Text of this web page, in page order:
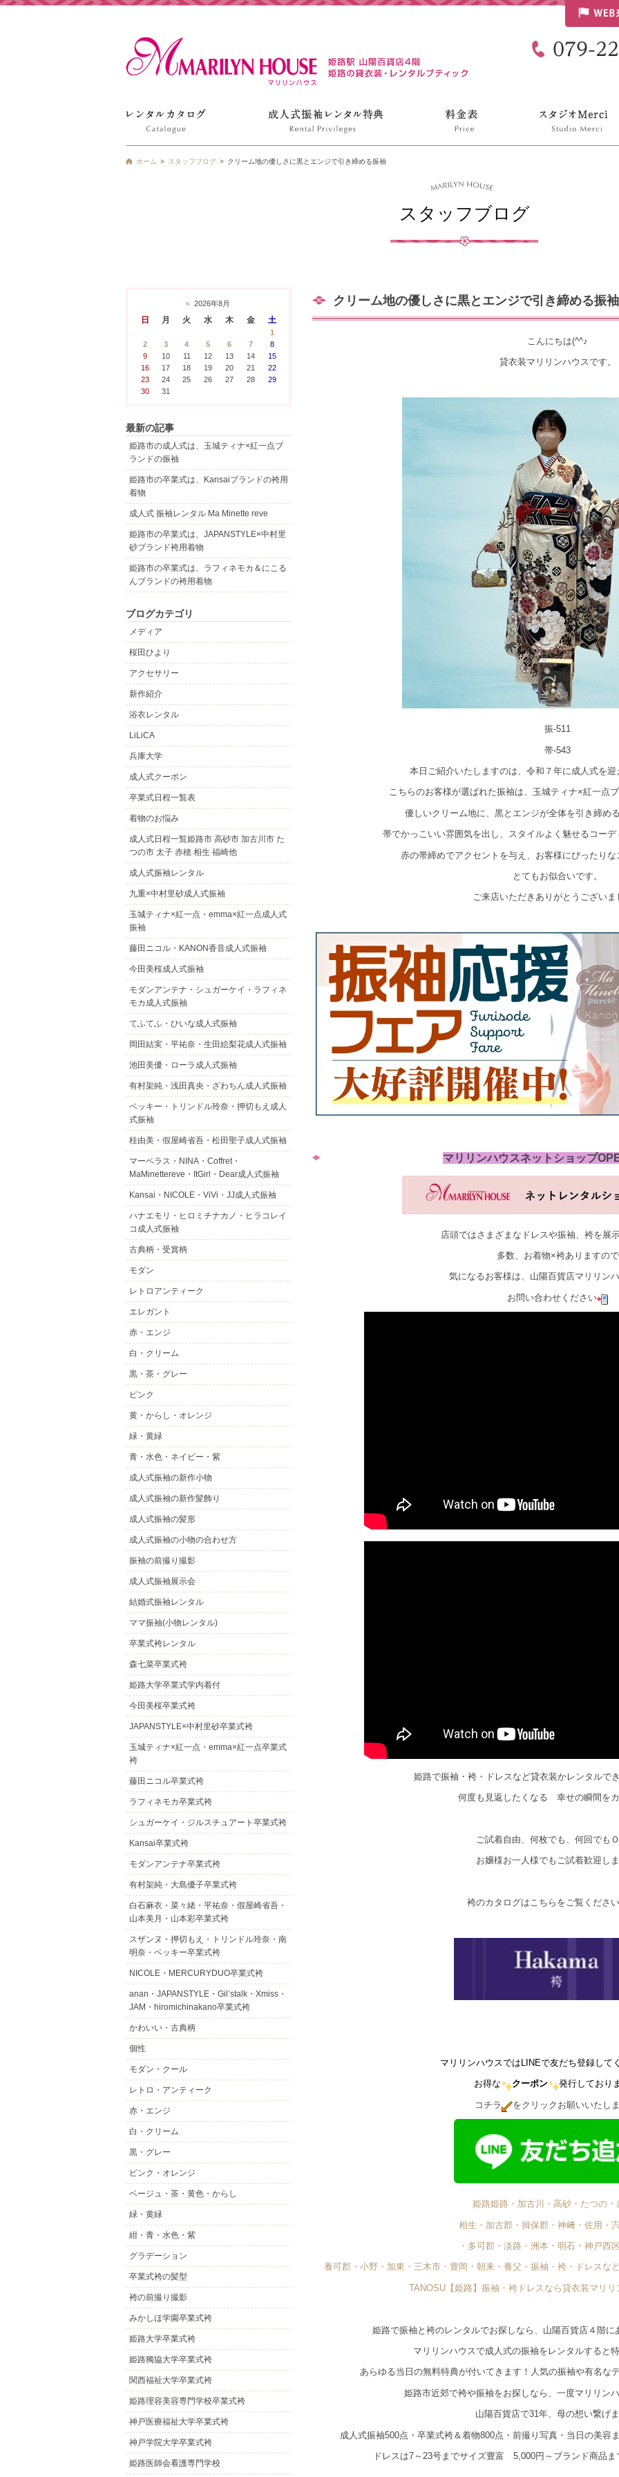
ホーム スタッフブログ クリーム地の優しさに黒とエンジで引き締める振袖
スタッフブログ
クリーム地の優しさに黒とエンジで引き締める振袖
こんにちは(^^♪
貸衣装マリリンハウスです。
振-511
帯-543
本日ご紹介いたしますのは、令和７年に成人式を迎
こちらのお客様が選ばれた振袖は、玉城ティナ×紅一点
優しいクリーム地に、黒とエンジが全体を引き締め
帯でかっこいい雰囲気を出し、スタイルよく魅せるコーデ
赤の帯締めでアクセントを与え、お客様にぴったりな
とてもお似合いです。
ご来店いただきありがとうございま
マリリンハウスネットショップ
店頭ではさまざまなドレスや振袖、袴を展
多数、お着物×袴ありますので
気になるお客様は、山陽百貨店マリリン
お問い合わせください
姫路で振袖・袴・ドレスなど貸衣装かレンタルで
何度も見返したくなる 幸せの瞬間を
ご試着自由、何枚でも、何回でも
お嬢様お一人様でもご試着歓迎し
袴のカタログはこちらをご覧くださ
マリリンハウスではLINEで友だち登録して
お得な クーポン 発行しており
コチラ をクリックお願いいたし
姫路姫路・加古川・高砂・たつの・
相生・加古郡・揖保郡・神﨑・佐用・
・多可郡・淡路・洲本・明石・神戸西
養可郡・小野・加東・三木市・豊岡・朝来・養父・振袖・袴・ドレスな
TANOSU【姫路】振袖・袴ドレスなら貸衣装マリリ
姫路で振袖と袴のレンタルでお探しなら、山陽百貨店４階
マリリンハウスで成人式の振袖をレンタルすると
あらゆる当日の無料特典が付いてきます！人気の振袖や有名な
姫路市近郊で袴や振袖をお探しなら、一度マリリン
山陽百貨店で31年、母の想い繋げ
成人式振袖500点・卒業式袴＆着物800点・前撮り写真・当日の美容
ドレスは7～23号までサイズ豊富 5,000円～ブランド商品ま
« 2026年8月
日 月 火 水 木 金 土
1
2
3 4 5 6 7
8
9
10 11 12 13 14
15
16
17 18 19 20 21
22
23
24 25 26 27 28
29
30
31
最新の記事
姫路市の成人式は、玉城ティナ×紅一点ブ
ランドの振袖
姫路市の卒業式は、Kansaiブランドの袴用
着物
成人式 振袖レンタル Ma Minette reve
姫路市の卒業式は、JAPANSTYLE×中村里
砂ブランド袴用着物
姫路市の卒業式は、ラフィネモカ＆にこる
んブランドの袴用着物
ブログカテゴリ
メディア
桜田ひより
アクセサリー
新作紹介
浴衣レンタル
LiLiCA
兵庫大学
成人式クーポン
卒業式日程一覧表
着物のお悩み
成人式日程一覧姫路市 高砂市 加古川市 た
つの市 太子 赤穂 相生 福崎他
成人式振袖レンタル
九重×中村里砂成人式振袖
玉城ティナ×紅一点・emma×紅一点成人式
振袖
藤田ニコル・KANON香音成人式振袖
今田美桜成人式振袖
モダンアンテナ・シュガーケイ・ラフィネ
モカ成人式振袖
てふてふ・ひいな成人式振袖
岡田結実・平祐奈・生田絵梨花成人式振袖
池田美優・ローラ成人式振袖
有村架純・浅田真央・ざわちん成人式振袖
ベッキー・トリンドル玲奈・押切もえ成人
式振袖
桂由美・假屋崎省吾・松田聖子成人式振袖
マーベラス・NINA・Coffret・
MaMinettereve・ItGirl・Dear成人式振袖
Kansai・NICOLE・ViVi・JJ成人式振袖
ハナエモリ・ヒロミチナカノ・ヒラコレイ
コ成人式振袖
古典柄・受賞柄
モダン
レトロアンティーク
エレガント
赤・エンジ
白・クリーム
黒・茶・グレー
ピンク
黄・からし・オレンジ
緑・黄緑
青・水色・ネイビー・紫
成人式振袖の新作小物
成人式振袖の新作髪飾り
成人式振袖の髪形
成人式振袖の小物の合わせ方
振袖の前撮り撮影
成人式振袖展示会
結婚式振袖レンタル
ママ振袖(小物レンタル)
卒業式袴レンタル
森七菜卒業式袴
姫路大学卒業式学内着付
今田美桜卒業式袴
JAPANSTYLE×中村里砂卒業式袴
玉城ティナ×紅一点・emma×紅一点卒業式
袴
藤田ニコル卒業式袴
ラフィネモカ卒業式袴
シュガーケイ・ジルスチュアート卒業式袴
Kansai卒業式袴
モダンアンテナ卒業式袴
有村架純・大島優子卒業式袴
白石麻衣・菜々緒・平祐奈・假屋崎省吾・
山本美月・山本彩卒業式袴
スザンヌ・押切もえ・トリンドル玲奈・南
明奈・ベッキー卒業式袴
NICOLE・MERCURYDUO卒業式袴
anan・JAPANSTYLE・Gil’stalk・Xmiss・
JAM・hiromichinakano卒業式袴
かわいい・古典柄
個性
モダン・クール
レトロ・アンティーク
赤・エンジ
白・クリーム
黒・グレー
ピンク・オレンジ
ベージュ・茶・黄色・からし
緑・黄緑
紺・青・水色・紫
グラデーション
卒業式袴の髪型
袴の前撮り撮影
みかしほ学園卒業式袴
姫路大学卒業式袴
姫路獨協大学卒業式袴
関西福祉大学卒業式袴
姫路理容美容専門学校卒業式袴
神戸医療福祉大学卒業式袴
神戸学院大学卒業式袴
姫路医師会看護専門学校